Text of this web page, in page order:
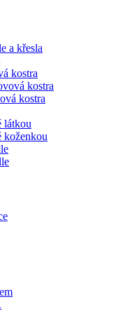
a křesla
kostra
kostra
kostra
látkou
koženkou